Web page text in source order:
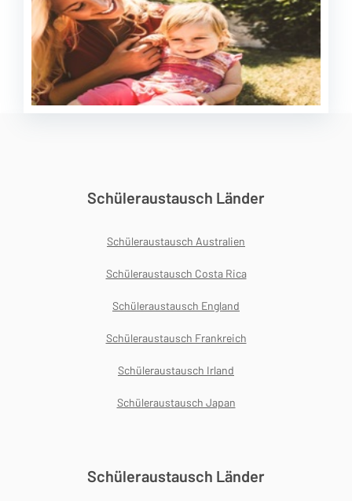
Schüleraustausch Länder
Schüleraustausch Australien
Schüleraustausch Costa Rica
Schüleraustausch England
Schüleraustausch Frankreich
Schüleraustausch Irland
Schüleraustausch Japan
Schüleraustausch Länder